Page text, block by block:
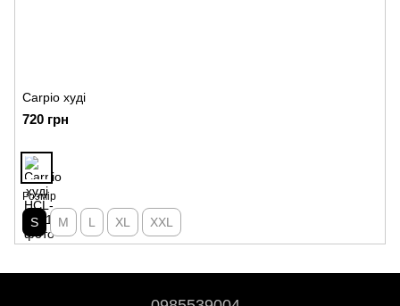
Carpio худі
720 грн
Розмір
S M L XL XXL